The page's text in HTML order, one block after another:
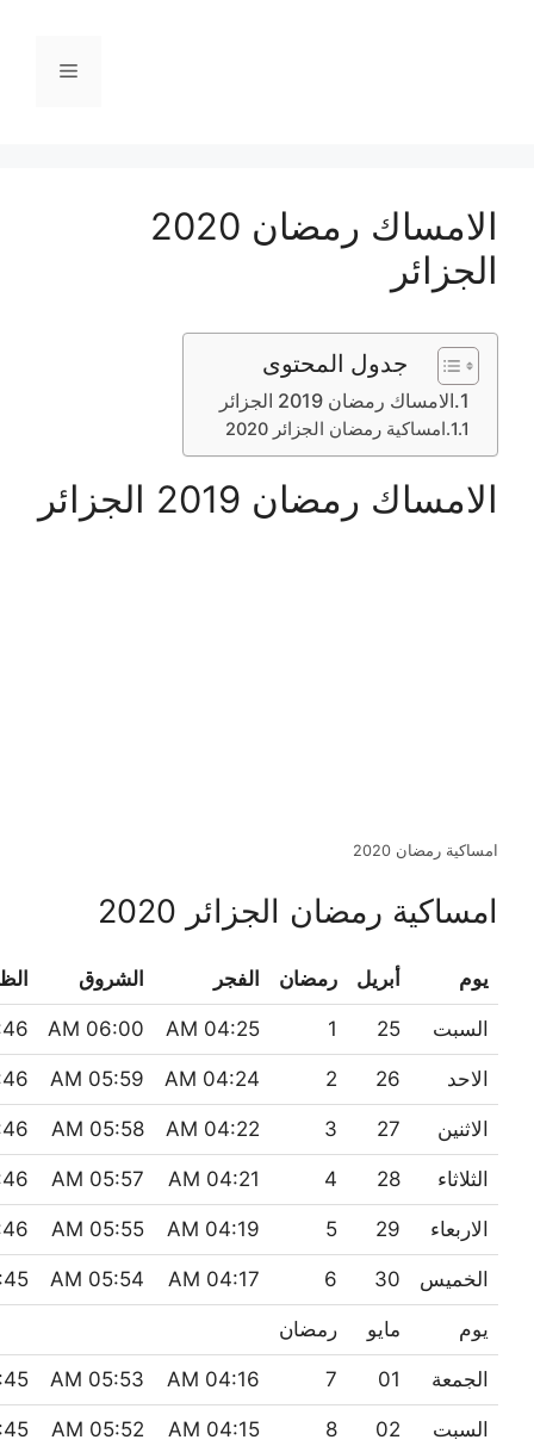
القائمة
الامساك رمضان 2020
الجزائر
جدول المحتوى
الامساك رمضان 2019 الجزائر
امساكية رمضان الجزائر 2020
الامساك رمضان 2019 الجزائر
امساكية رمضان 2020
امساكية رمضان الجزائر 2020
يوم أبريل رمضان الفجر الشروق
السبت 25
1
04:25 AM
06:00 AM
PM
الاحد 26
2
04:24 AM
05:59 AM
PM
الاثنين 27
3
04:22 AM
05:58 AM
PM
الثلاثاء 28
4
04:21 AM
05:57 AM
PM
الاربعاء 29
5
04:19 AM
05:55 AM
PM
الخميس 30
6
04:17 AM
05:54 AM
PM
يوم مايو رمضان
الجمعة 01
7
04:16 AM
05:53 AM
PM
السبت 02
8
04:15 AM
05:52 AM
PM